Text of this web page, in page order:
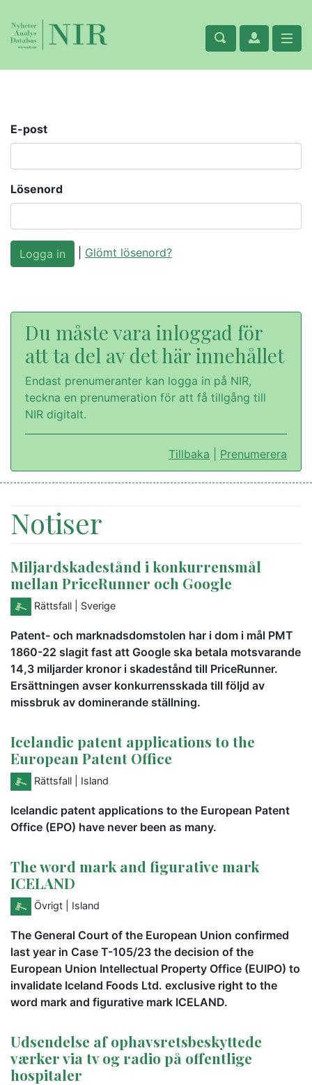
E-post
Lösenord
Glömt lösenord?
Du måste vara inloggad för
att ta del av det här innehållet
Endast prenumeranter kan logga in på NIR,
teckna en prenumeration för att få tillgång till
NIR digitalt.
Tillbaka Prenumerera
Notiser
Miljardskadestånd i konkurrensmål
mellan PriceRunner och Google
Rättsfall | Sverige
Patent- och marknadsdomstolen har i dom i mål PMT
1860-22 slagit fast att Google ska betala motsvarande
14,3 miljarder kronor i skadestånd till PriceRunner.
Ersättningen avser konkurrensskada till följd av
missbruk av dominerande ställning.
Icelandic patent applications to the
European Patent Office
Rättsfall | Island
Icelandic patent applications to the European Patent
Office (EPO) have never been as many.
The word mark and figurative mark
ICELAND
Övrigt | Island
The General Court of the European Union confirmed
last year in Case T-105/23 the decision of the
European Union Intellectual Property Office (EUIPO) to
invalidate Iceland Foods Ltd. exclusive right to the
word mark and figurative mark ICELAND.
Udsendelse af ophavsretsbeskyttede
værker via tv og radio på offentlige
hospitaler